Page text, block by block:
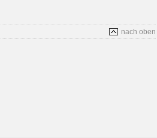
nach oben